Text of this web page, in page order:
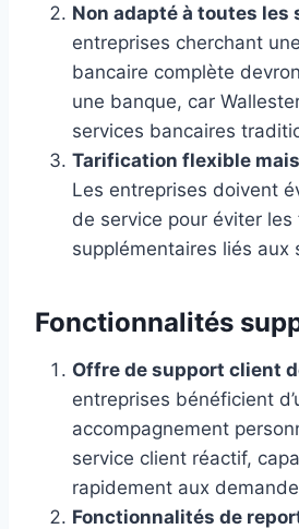
Non adapté à toutes
entreprises cherchant
bancaire complète
une banque, car
services bancaires
Tarification flexible
Les entreprises doivent
de service pour éviter les
supplémentaires liés aux
Fonctionnalités
Offre de support client
entreprises bénéficient
accompagnement
service client réactif,
rapidement aux
Fonctionnalités de